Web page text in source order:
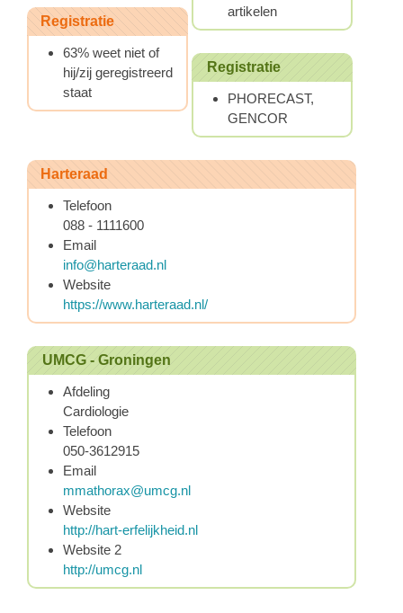
Registratie
63% weet niet of
hij/zij geregistreerd
staat
artikelen
Registratie
PHORECAST,
GENCOR
Harteraad
Telefoon
088 - 1111600
Email
info@harteraad.nl
Website
https://www.harteraad.nl/
UMCG - Groningen
Afdeling
Cardiologie
Telefoon
050-3612915
Email
mmathorax@umcg.nl
Website
http://hart-erfelijkheid.nl
Website 2
http://umcg.nl